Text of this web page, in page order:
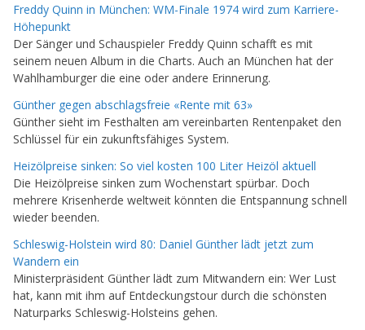
Freddy Quinn in München: WM-Finale 1974 wird zum Karriere-
Höhepunkt
Der Sänger und Schauspieler Freddy Quinn schafft es mit
seinem neuen Album in die Charts. Auch an München hat der
Wahlhamburger die eine oder andere Erinnerung.
Günther gegen abschlagsfreie «Rente mit 63»
Günther sieht im Festhalten am vereinbarten Rentenpaket den
Schlüssel für ein zukunftsfähiges System.
Heizölpreise sinken: So viel kosten 100 Liter Heizöl aktuell
Die Heizölpreise sinken zum Wochenstart spürbar. Doch
mehrere Krisenherde weltweit könnten die Entspannung schnell
wieder beenden.
Schleswig-Holstein wird 80: Daniel Günther lädt jetzt zum
Wandern ein
Ministerpräsident Günther lädt zum Mitwandern ein: Wer Lust
hat, kann mit ihm auf Entdeckungstour durch die schönsten
Naturparks Schleswig-Holsteins gehen.